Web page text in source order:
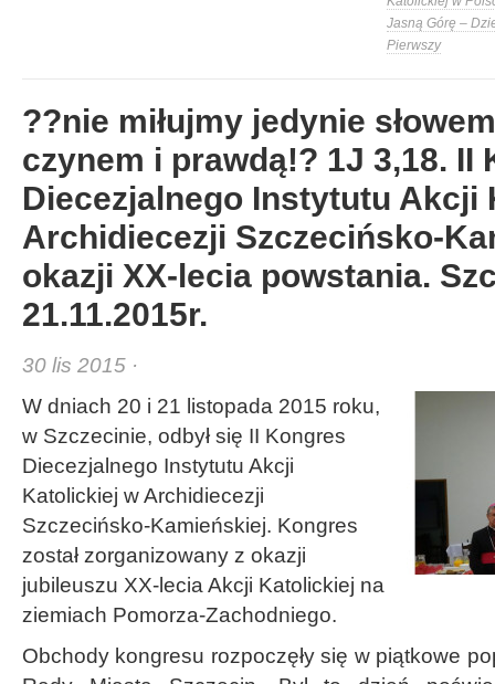
Jasną Górę –
Pierwszy
??nie miłujmy jedynie
czynem i prawdą!? 1J 3,18. II
Diecezjalnego Instytutu Akcji
Archidiecezji Szczecińsko-
okazji XX-lecia powstania.
21.11.2015r.
30 lis 2015 ·
W dniach 20 i 21 listopada 2015 roku,
w Szczecinie, odbył się II Kongres
Diecezjalnego Instytutu Akcji
Katolickiej w Archidiecezji
Szczecińsko-Kamieńskiej. Kongres
został zorganizowany z okazji
jubileuszu XX-lecia Akcji Katolickiej na
ziemiach Pomorza-Zachodniego.
Obchody kongresu rozpoczęły się w piątkowe